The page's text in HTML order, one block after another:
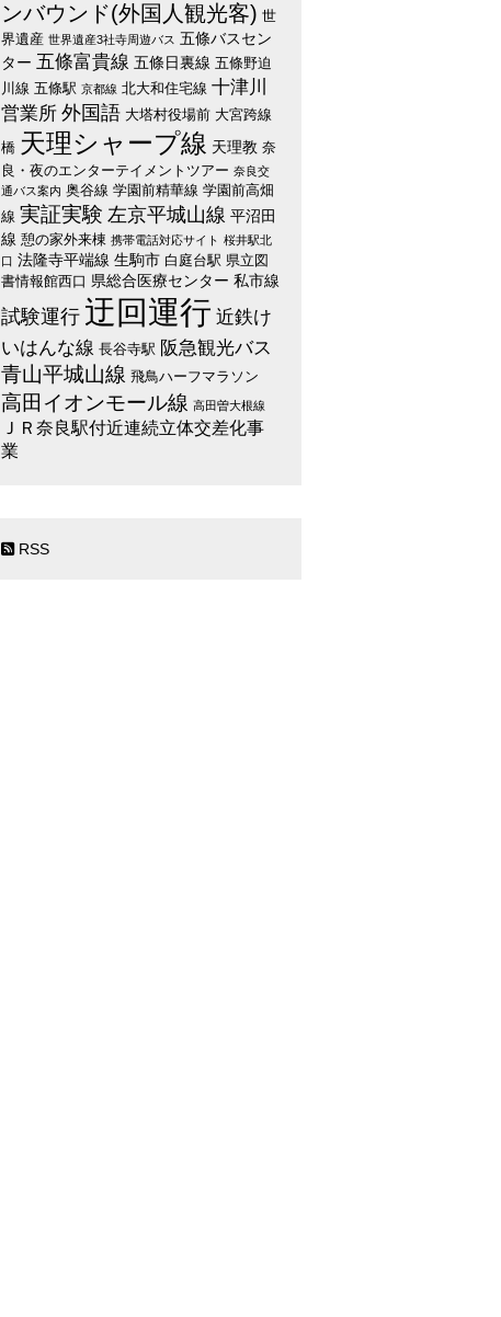
ンバウンド(外国人観光客) 世
界遺産 世界遺産3社寺周遊バス 五條バスセン
ター 五條富貴線 五條日裏線 五條野迫
川線 五條駅 京都線 北大和住宅線 十津川
営業所 外国語 大塔村役場前 大宮跨線
橋 天理シャープ線 天理教 奈
良・夜のエンターテイメントツアー 奈良交
通バス案内 奥谷線 学園前精華線 学園前高畑
線 実証実験 左京平城山線 平沼田
線 憩の家外来棟 携帯電話対応サイト 桜井駅北
口 法隆寺平端線 生駒市 白庭台駅 県立図
書情報館西口 県総合医療センター 私市線
試験運行 迂回運行 近鉄け
いはんな線 長谷寺駅 阪急観光バス
青山平城山線 飛鳥ハーフマラソン
高田イオンモール線 高田曽大根線
ＪＲ奈良駅付近連続立体交差化事
業
RSS